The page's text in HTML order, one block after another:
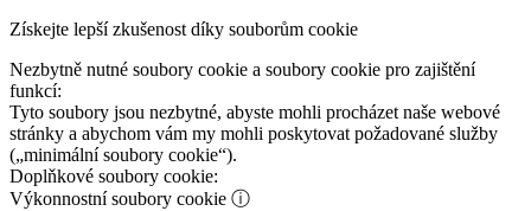
Získejte lepší zkušenost díky souborům cookie
Nezbytně nutné soubory cookie a soubory cookie pro zajištění
funkcí:
Tyto soubory jsou nezbytné, abyste mohli procházet naše webové
stránky a abychom vám my mohli poskytovat požadované služby
(„minimální soubory cookie“).
Doplňkové soubory cookie:
Výkonnostní soubory cookie ⓘ